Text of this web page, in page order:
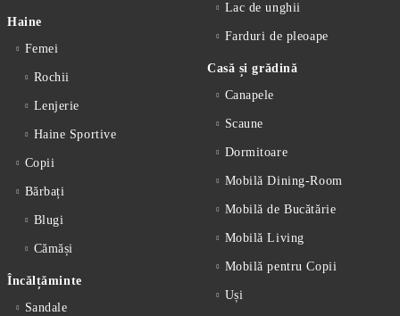
Haine
Femei
Rochii
Lenjerie
Haine Sportive
Copii
Bărbați
Blugi
Cămăși
Încălțăminte
Sandale
Lac de unghii
Farduri de pleoape
Casă și grădină
Canapele
Scaune
Dormitoare
Mobilă Dining-Room
Mobilă de Bucătărie
Mobilă Living
Mobilă pentru Copii
Uși